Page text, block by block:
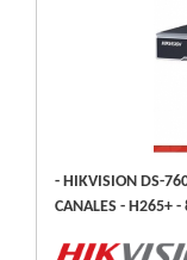
- HIKVISION DS-